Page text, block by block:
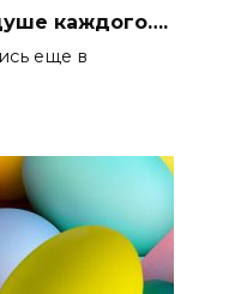
каждого….
еще в